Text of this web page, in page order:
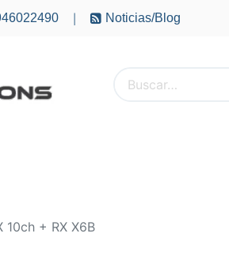
Noticias/Blog
10ch + RX X6B